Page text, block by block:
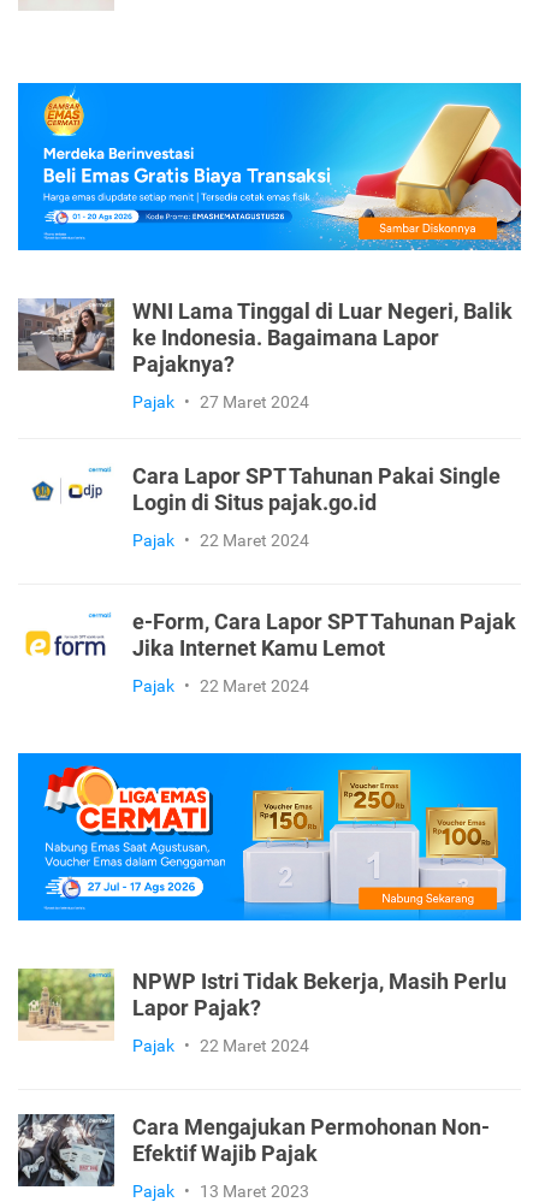
WNI Lama Tinggal di Luar Negeri, Balik
ke Indonesia. Bagaimana Lapor
Pajaknya?
Pajak • 27 Maret 2024
Cara Lapor SPT Tahunan Pakai Single
Login di Situs pajak.go.id
Pajak • 22 Maret 2024
e-Form, Cara Lapor SPT Tahunan Pajak
Jika Internet Kamu Lemot
Pajak • 22 Maret 2024
NPWP Istri Tidak Bekerja, Masih Perlu
Lapor Pajak?
Pajak • 22 Maret 2024
Cara Mengajukan Permohonan Non-
Efektif Wajib Pajak
Pajak • 13 Maret 2023